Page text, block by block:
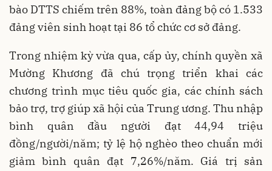
bào DTTS chiếm trên 88%, toàn đảng bộ có 1.533
đảng viên sinh hoạt tại 86 tổ chức cơ sở đảng.
Trong nhiệm kỳ vừa qua, cấp ủy, chính quyền xã
Mường Khương đã chú trọng triển khai các
chương trình mục tiêu quốc gia, các chính sách
bảo trợ, trợ giúp xã hội của Trung ương. Thu nhập
bình quân đầu người đạt 44,94 triệu
đồng/người/năm; tỷ lệ hộ nghèo theo chuẩn mới
giảm bình quân đạt 7,26%/năm. Giá trị sản